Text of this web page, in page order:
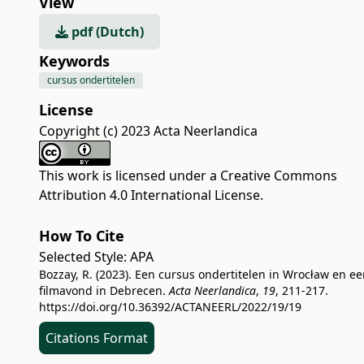
pdf (Dutch)
Keywords
cursus ondertitelen
License
Copyright (c) 2023 Acta Neerlandica
This work is licensed under a Creative Commons
Attribution 4.0 International License.
How To Cite
Selected Style: APA
Bozzay, R. (2023). Een cursus ondertitelen in Wrocław en
filmavond in Debrecen.Acta Neerlandica, 19, 211-217.
https://doi.org/10.36392/ACTANEERL/2022/19/19
Citations Format